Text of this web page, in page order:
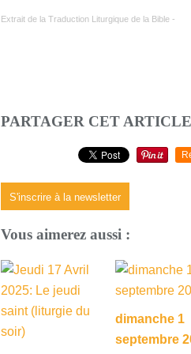
Extrait de la Traduction Liturgique de la Bible -
PARTAGER CET ARTICLE
S'inscrire à la newsletter
Vous aimerez aussi :
dimanche 1
septembre